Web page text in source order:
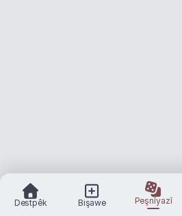
Destpêk Bişawe Peşnîyazî